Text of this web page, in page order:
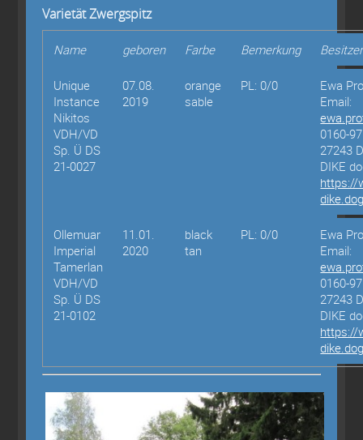
Varietät Zwergspitz
Name geboren Farbe Bemerkung Besitzer
Unique
Instance
Nikitos
VDH/VD
Sp. Ü DS
21-0027
07.08.
2019
orange
sable
PL: 0/0
Ewa
Email:
0160-
27243
DIKE
https://
Ollemuar
Imperial
Tamerlan
VDH/VD
Sp. Ü DS
21-0102
11.01.
2020
black
tan
PL: 0/0
Ewa
Email:
0160-
27243
DIKE
https://